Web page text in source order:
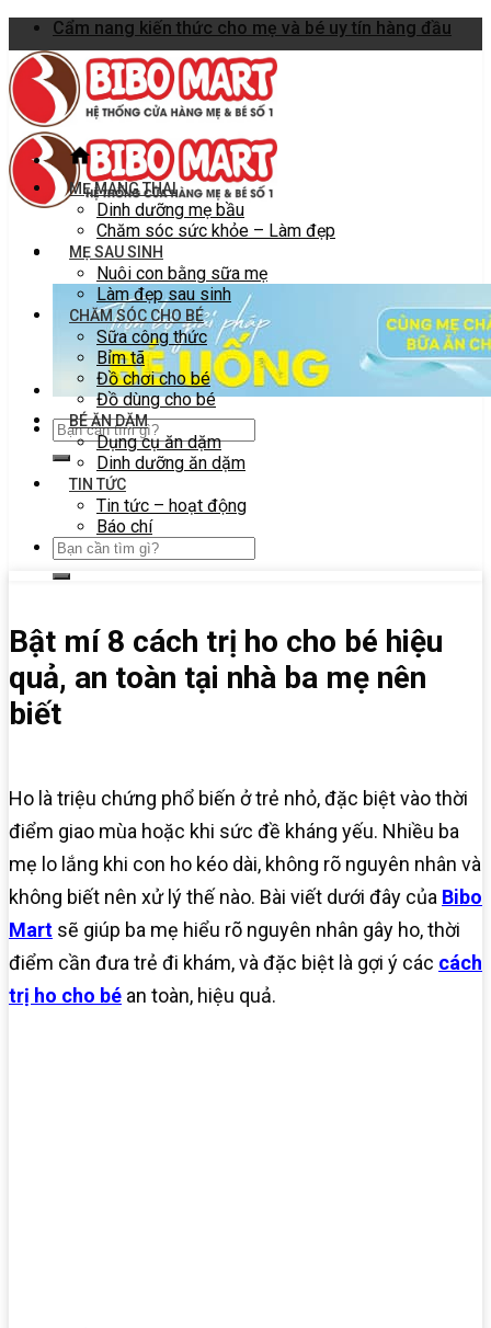
Skip
to
content
Cẩm nang kiến thức cho mẹ và bé uy tín hàng đầu
MẸ MANG THAI
Dinh dưỡng mẹ bầu
Chăm sóc sức khỏe – Làm đẹp
MẸ SAU SINH
Nuôi con bằng sữa mẹ
Làm đẹp sau sinh
CHĂM SÓC CHO BÉ
Sữa công thức
Bỉm tã
Đồ chơi cho bé
Đồ dùng cho bé
BÉ ĂN DẶM
Dụng cụ ăn dặm
Dinh dưỡng ăn dặm
TIN TỨC
Tin tức – hoạt động
Báo chí
Bật mí 8 cách trị ho cho bé hiệu
quả, an toàn tại nhà ba mẹ nên
biết
Ho là triệu chứng phổ biến ở trẻ nhỏ, đặc biệt vào thời
điểm giao mùa hoặc khi sức đề kháng yếu. Nhiều ba
mẹ lo lắng khi con ho kéo dài, không rõ nguyên nhân và
không biết nên xử lý thế nào. Bài viết dưới đây của Bibo
Mart sẽ giúp ba mẹ hiểu rõ nguyên nhân gây ho, thời
điểm cần đưa trẻ đi khám, và đặc biệt là gợi ý các cách
trị ho cho bé an toàn, hiệu quả.